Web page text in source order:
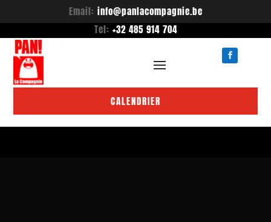
Email: info@panlacompagnie.be
Tel: +32 485 914 704
CALENDRIER